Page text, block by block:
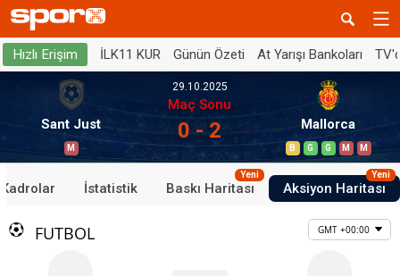
Hızlı Erişim İLK11 KUR Günün Özeti At Yarışı Bankoları
Sant Just
M
29.10.2025
Maç Sonu
0 - 2 Mallorca
B G G M M
Kadrolar İstatistik Baskı Haritası
Yeni
Aksiyon Haritası
Yeni
FUTBOL GMT +00:00